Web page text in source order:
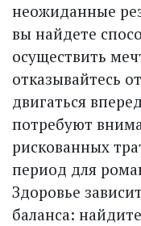
неожиданные
вы найдете
осуществить
отказывайтесь
двигаться
потребуют
рискованных
период для
Здоровье
баланса: